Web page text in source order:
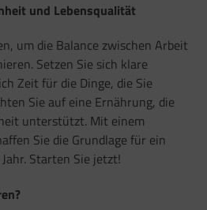
und Lebensqualität
um die Balance zwischen Arbeit
Setzen Sie sich klare
Zeit für die Dinge, die Sie
Sie auf eine Ernährung, die
unterstützt. Mit einem
Sie die Grundlage für ein
Starten Sie jetzt!